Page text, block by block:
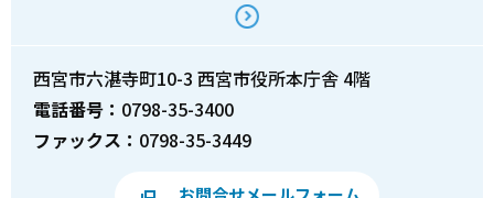
西宮市六湛寺町10-3 西宮市役所本庁舎 4階
電話番号： 0798-35-3400
ファックス： 0798-35-3449